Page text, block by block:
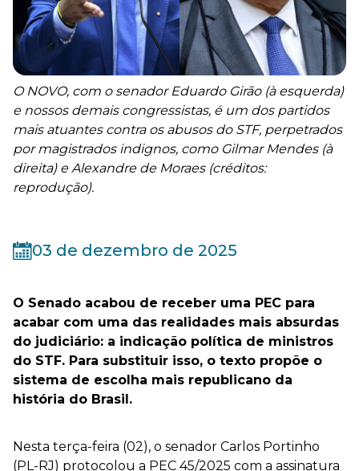
O NOVO, com o senador Eduardo Girão (à esquerda)
e nossos demais congressistas, é um dos partidos
mais atuantes contra os abusos do STF, perpetrados
por magistrados indignos, como Gilmar Mendes (à
direita) e Alexandre de Moraes (créditos:
reprodução).
03 de dezembro de 2025
O Senado acabou de receber uma PEC para
acabar com uma das realidades mais absurdas
do judiciário: a indicação política de ministros
do STF. Para substituir isso, o texto propõe o
sistema de escolha mais republicano da
história do Brasil.
Nesta terça-feira (02), o senador Carlos Portinho
(PL-RJ) protocolou a PEC 45/2025 com a assinatura